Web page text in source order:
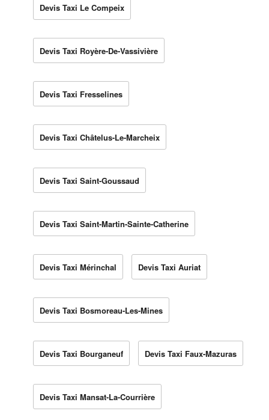
Devis Taxi Le Compeix
Devis Taxi Royère-De-Vassivière
Devis Taxi Fresselines
Devis Taxi Châtelus-Le-Marcheix
Devis Taxi Saint-Goussaud
Devis Taxi Saint-Martin-Sainte-Catherine
Devis Taxi Mérinchal Devis Taxi Auriat
Devis Taxi Bosmoreau-Les-Mines
Devis Taxi Bourganeuf Devis Taxi Faux-Mazuras
Devis Taxi Mansat-La-Courrière